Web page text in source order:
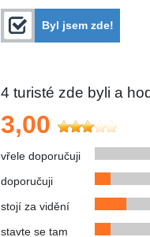
Byl jsem zde!
4 turisté zde byli a
3,00
vřele doporučuji
doporučuji
stojí za vidění
stavte se tam